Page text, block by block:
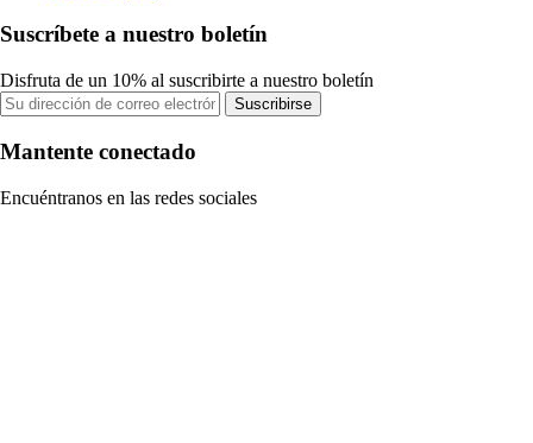
Suscríbete a nuestro boletín
Disfruta de un 10% al suscribirte a nuestro boletín
Suscribirse
Mantente conectado
Encuéntranos en las redes sociales